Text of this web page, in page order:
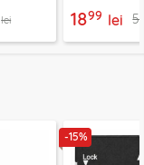
lei 1899 lei
-15%